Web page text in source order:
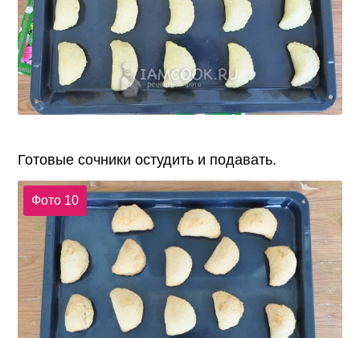
Готовые сочники остудить и подавать.
Фото 10